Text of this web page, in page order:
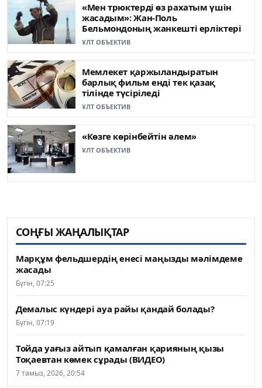
«Мен трюктерді өз рахатым үшін
жасадым»: Жан-Поль
Бельмондоның жанкешті ерліктері
ҰЛТ ОБЪЕКТИВ
Мемлекет қаржыландыратын
барлық фильм енді тек қазақ
тілінде түсіріледі
ҰЛТ ОБЪЕКТИВ
«Көзге көрінбейтін әлем»
ҰЛТ ОБЪЕКТИВ
СОҢҒЫ ЖАҢАЛЫҚТАР
Марқұм фельдшердің енесі маңызды мәлімдеме
жасады
Бүгін, 07:25
Демалыс күндері ауа райы қандай болады?
Бүгін, 07:19
Тойда уағыз айтып қамалған қарияның қызы
Тоқаевтан көмек сұрады (ВИДЕО)
7 тамыз, 2026, 20:54